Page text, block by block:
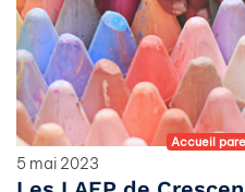
Accueil
5 mai 2023